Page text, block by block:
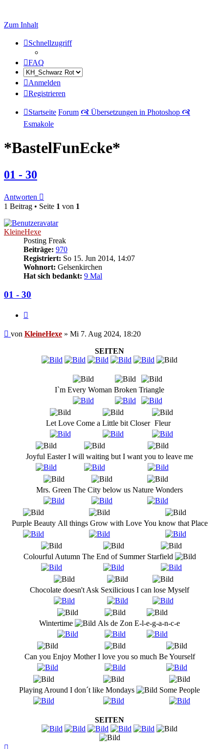
Zum Inhalt
Schnellzugriff
FAQ
Anmelden
Registrieren
Startseite Forum 🙧 Übersetzungen in Photoshop 🙧
Esmakole
*BastelFunEcke*
01 - 30
Antworten
1 Beitrag • Seite 1 von 1
KleineHexe
Posting Freak
Beiträge: 970
Registriert: So 15. Jun 2014, 14:07
Wohnort: Gelsenkirchen
Hat sich bedankt: 9 Mal
01 - 30
Beitrag
von KleineHexe » Mi 7. Aug 2024, 18:20
SEITEN
I`m Every Woman Broken Triangle
Let Love Come a Little bit Closer Fleur
Joyful Easter I will waiting but I want you to leave me
Mrs. Green The City below us Nature Wonders
Purple Beauty All things Grow with Love You know that Place
Colourful Autumn The End of Summer Starfield
Chocolate doesn't Ask Sexilicious I can lose Myself
Wintertime Als de Zon E-l-e-g-a-n-c-e
Can you Enjoy Mother I love you so much Be Yourself
Playing Around I don´t like Mondays Some People
SEITEN